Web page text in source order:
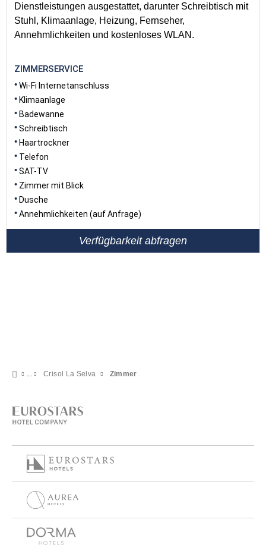
Dienstleistungen ausgestattet, darunter Schreibtisch mit
Stuhl, Klimaanlage, Heizung, Fernseher,
Annehmlichkeiten und kostenloses WLAN.
ZIMMERSERVICE
Wi-Fi Internetanschluss
Klimaanlage
Badewanne
Schreibtisch
Haartrockner
Telefon
SAT-TV
Zimmer mit Blick
Dusche
Annehmlichkeiten (auf Anfrage)
Verfügbarkeit abfragen
Crisol La Selva Zimmer